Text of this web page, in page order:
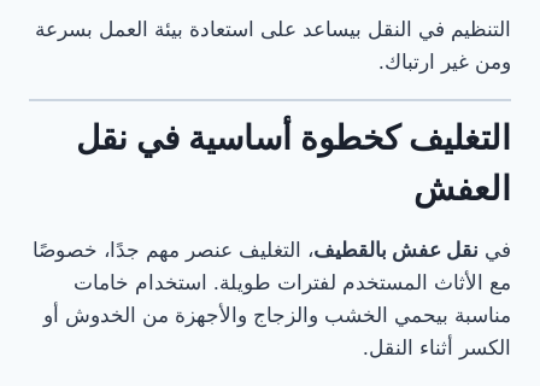
التنظيم في النقل بيساعد على استعادة بيئة العمل بسرعة
ومن غير ارتباك.
التغليف كخطوة أساسية في نقل
العفش
في نقل عفش بالقطيف، التغليف عنصر مهم جدًا، خصوصًا
مع الأثاث المستخدم لفترات طويلة. استخدام خامات
مناسبة بيحمي الخشب والزجاج والأجهزة من الخدوش أو
الكسر أثناء النقل.